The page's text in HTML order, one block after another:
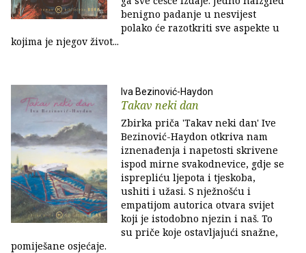
benigno padanje u nesvijest
polako će razotkriti sve aspekte u
kojima je njegov život...
Iva Bezinović-Haydon
Takav neki dan
Zbirka priča 'Takav neki dan' Ive
Bezinović-Haydon otkriva nam
iznenađenja i napetosti skrivene
ispod mirne svakodnevice, gdje se
isprepliću ljepota i tjeskoba,
ushiti i užasi. S nježnošću i
empatijom autorica otvara svijet
koji je istodobno njezin i naš. To
su priče koje ostavljajući snažne,
pomiješane osjećaje.